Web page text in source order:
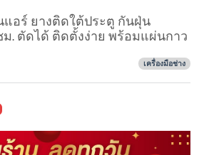
อร์ ยางติดใต้ประตู กันฝุ่น
ม. ตัดได้ ติดตั้งง่าย พร้อมแผ่นกาว
เครื่องมือช่าง